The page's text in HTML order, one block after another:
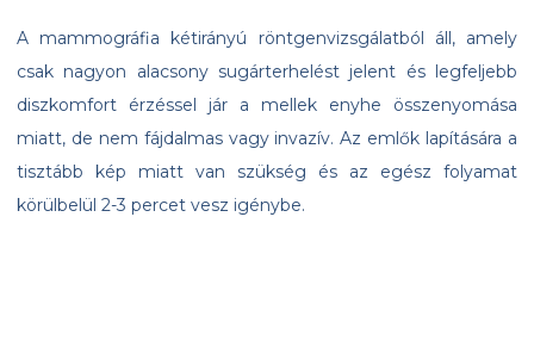
A mammográfia kétirányú röntgenvizsgálatból áll, amely
csak nagyon alacsony sugárterhelést jelent és legfeljebb
diszkomfort érzéssel jár a mellek enyhe összenyomása
miatt, de nem fájdalmas vagy invazív. Az emlők lapítására a
tisztább kép miatt van szükség és az egész folyamat
körülbelül 2-3 percet vesz igénybe.